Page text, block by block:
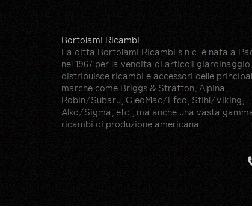
Bortolami Ricambi
La ditta Bortolami Ricambi s.n.c. è nata a
nel 1967 per la vendita di articoli
distribuisce ricambi e accessori delle
marche come Briggs & Stratton, Alpina,
Robin/Subaru, OleoMac/Efco, Stihl/Viking,
Alko/Sigma, etc., ma anche una vasta
ricambi di produzione americana.
Hedge icons created by